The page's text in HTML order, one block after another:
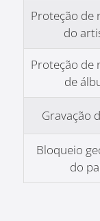
Proteção de
do
Proteção de
de
Gravação
Bloqueio
do